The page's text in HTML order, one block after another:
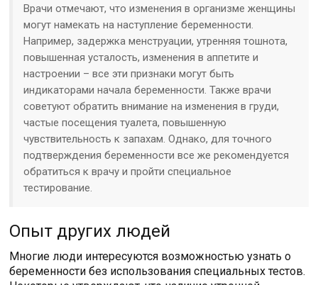
Врачи отмечают, что изменения в организме женщины
могут намекать на наступление беременности.
Например, задержка менструации, утренняя тошнота,
повышенная усталость, изменения в аппетите и
настроении – все эти признаки могут быть
индикаторами начала беременности. Также врачи
советуют обратить внимание на изменения в груди,
частые посещения туалета, повышенную
чувствительность к запахам. Однако, для точного
подтверждения беременности все же рекомендуется
обратиться к врачу и пройти специальное
тестирование.
Опыт других людей
Многие люди интересуются возможностью узнать о
беременности без использования специальных тестов.